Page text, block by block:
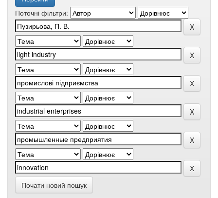
Поточні фільтри:
Почати новий пошук